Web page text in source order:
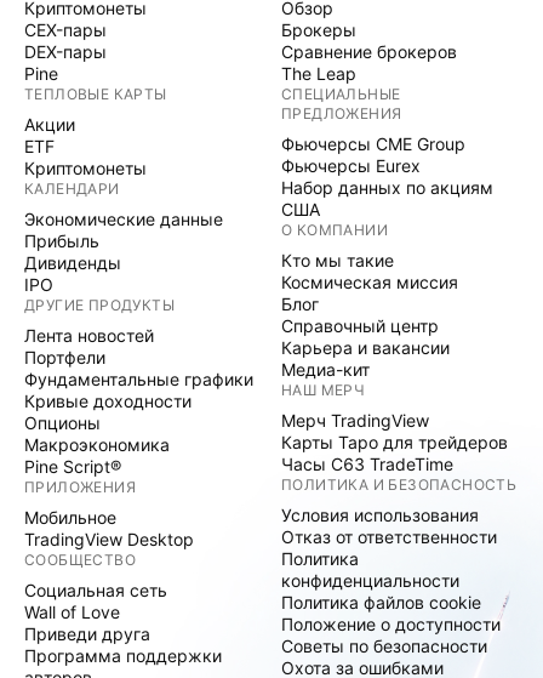
Криптомонеты
CEX-пары
DEX-пары
Pine
ТЕПЛОВЫЕ КАРТЫ
Акции
ETF
Криптомонеты
КАЛЕНДАРИ
Экономические данные
Прибыль
Дивиденды
IPO
ДРУГИЕ ПРОДУКТЫ
Лента новостей
Портфели
Фундаментальные графики
Кривые доходности
Опционы
Макроэкономика
Pine Script®
ПРИЛОЖЕНИЯ
Мобильное
TradingView Desktop
СООБЩЕСТВО
Социальная сеть
Wall of Love
Приведи друга
Программа поддержки
Обзор
Брокеры
Сравнение брокеров
The Leap
СПЕЦИАЛЬНЫЕ
ПРЕДЛОЖЕНИЯ
Фьючерсы CME Group
Фьючерсы Eurex
Набор данных по акциям
США
О КОМПАНИИ
Кто мы такие
Космическая миссия
Блог
Справочный центр
Карьера и вакансии
Медиа-кит
НАШ МЕРЧ
Мерч TradingView
Карты Таро для трейдеров
Часы C63 TradeTime
ПОЛИТИКА И БЕЗОПАСНОСТЬ
Условия использования
Отказ от ответственности
Политика
конфиденциальности
Политика файлов cookie
Положение о доступности
Советы по безопасности
Охота за ошибками